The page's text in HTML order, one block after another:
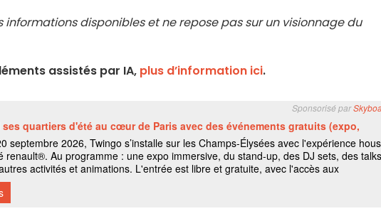
disponibles et ne repose pas sur un visionnage du
assistés par IA, plus d’information ici.